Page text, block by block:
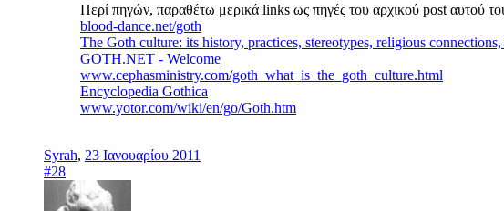
Περί πηγών, παραθέτω μερικά links ως πηγές του αρχικού post αυτού
blood-dance.net/goth
The Goth culture: its history, practices, stereotypes, religious connections,
GOTH.NET - Welcome
www.cephasministry.com/goth_what_is_the_goth_culture.html
Encyclopedia Gothica
www.yotor.com/wiki/en/go/Goth.htm
Syrah, 23 Ιανουαρίου 2011
#28